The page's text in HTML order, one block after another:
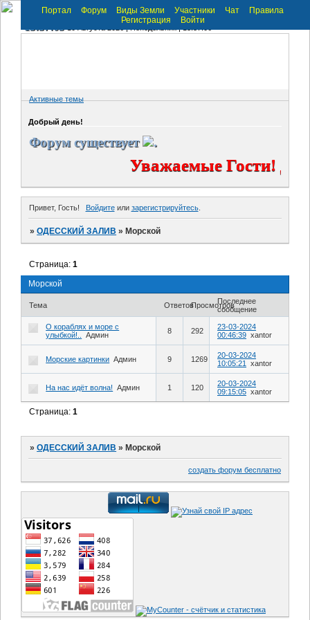
Портал Форум Виды Земли Участники Чат
Правила
Регистрация
Войти
Активные темы
Добрый день!
Форум существует
.
Уважаемые Гости!
Привет, Гость! Войдитеили зарегистрируйтесь.
»ОДЕССКИЙ ЗАЛИВ » Морской
Морской
Страница:1
Тема ОтветовПросмотровПоследнее
сообщение
О кораблях и море с
улыбкой!..
Админ 8 292
23-03-2024
00:46:39 xantor
Морские картинки Админ 9 1269
20-03-2024
10:05:21
xantor
На нас идёт волна! Админ 1 120
20-03-2024
09:15:05 xantor
Страница:1
»ОДЕССКИЙ ЗАЛИВ » Морской
создать форум бесплатно